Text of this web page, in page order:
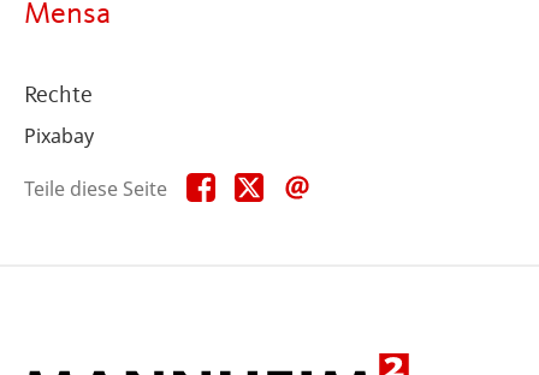
Mensa
Rechte
Pixabay
Teile diese Seite
Teile
diese
Teile
diese